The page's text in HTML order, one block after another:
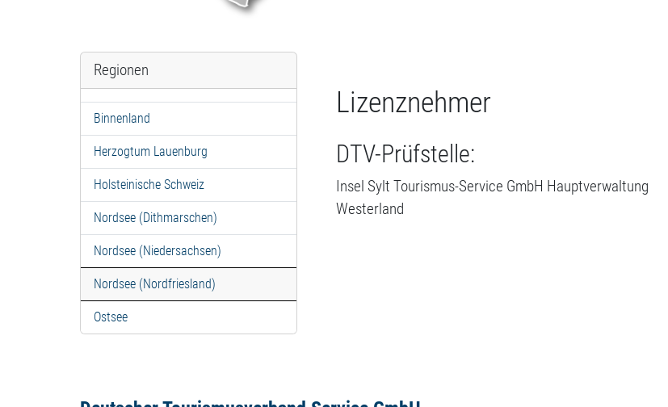
Regionen
Binnenland
Herzogtum Lauenburg
Holsteinische Schweiz
Nordsee (Dithmarschen)
Nordsee (Niedersachsen)
Nordsee (Nordfriesland)
Ostsee
Lizenznehmer
DTV-Prüfstelle:
Insel Sylt Tourismus-Service GmbH Hauptverwaltung
Westerland